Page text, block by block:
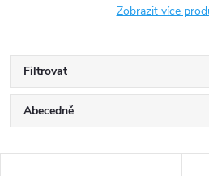
Zobrazit více
Filtrovat
Ř
a
Abecedně